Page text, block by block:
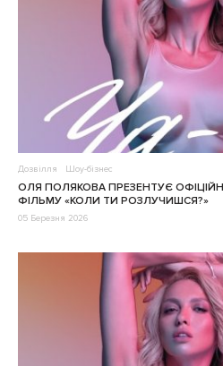
Дозвілля Шоу-бізнес
ОЛЯ ПОЛЯКОВА ПРЕЗЕНТУЄ
ФІЛЬМУ «КОЛИ ТИ РОЗЛУЧИШСЯ?»
05 Березня 2026